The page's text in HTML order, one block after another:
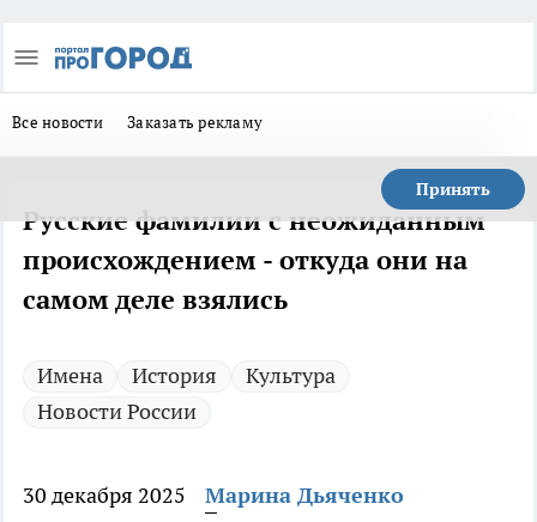
Все новости Заказать рекламу
Принять
Русские фамилии с неожиданным
происхождением - откуда они на
самом деле взялись
Имена История
Культура
Новости России
30 декабря 2025
Марина Дьяченко